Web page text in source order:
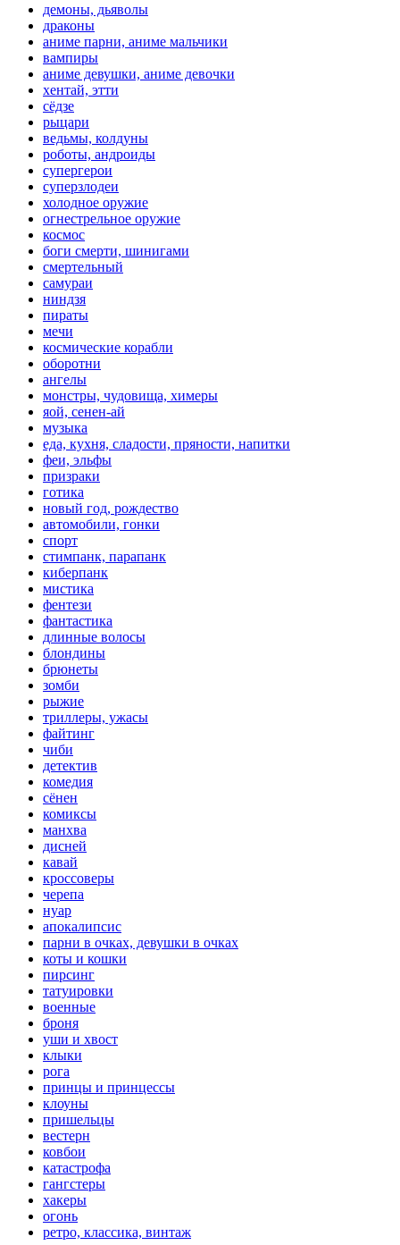
демоны, дьяволы
драконы
аниме парни, аниме мальчики
вампиры
аниме девушки, аниме девочки
хентай, этти
сёдзе
рыцари
ведьмы, колдуны
роботы, андроиды
супергерои
суперзлодеи
холодное оружие
огнестрельное оружие
космос
боги смерти, шинигами
смертельный
самураи
ниндзя
пираты
мечи
космические корабли
оборотни
ангелы
монстры, чудовища, химеры
яой, сенен-ай
музыка
еда, кухня, сладости, пряности, напитки
феи, эльфы
призраки
готика
новый год, рождество
автомобили, гонки
спорт
стимпанк, парапанк
киберпанк
мистика
фентези
фантастика
длинные волосы
блондины
брюнеты
зомби
рыжие
триллеры, ужасы
файтинг
чиби
детектив
комедия
сёнен
комиксы
манхва
дисней
кавай
кроссоверы
черепа
нуар
апокалипсис
парни в очках, девушки в очках
коты и кошки
пирсинг
татуировки
военные
броня
уши и хвост
клыки
рога
принцы и принцессы
клоуны
пришельцы
вестерн
ковбои
катастрофа
гангстеры
хакеры
огонь
ретро, классика, винтаж